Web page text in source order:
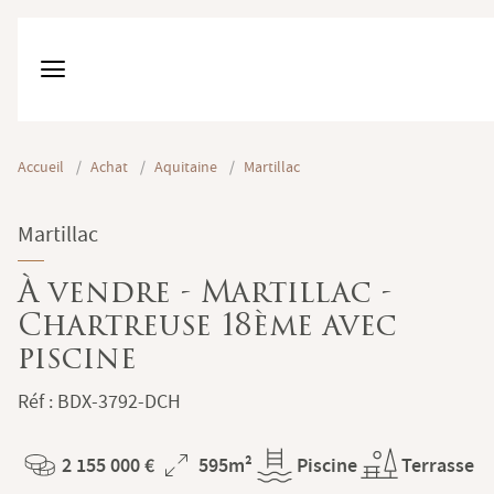
Accueil / Achat / Aquitaine / Martillac
Martillac
À vendre - Martillac -
Chartreuse 18ème avec
piscine
Réf : BDX-3792-DCH
Prix
2 155 000 €
Superficie
595m² Piscine
Terrasse